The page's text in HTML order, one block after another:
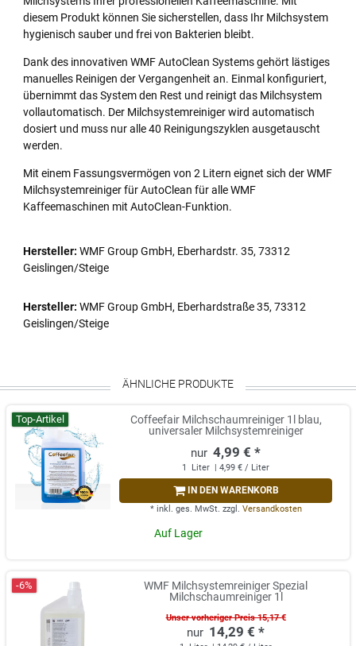
diesem Produkt können Sie sicherstellen, dass Ihr Milchsystem
hygienisch sauber und frei von Bakterien bleibt.
Dank des innovativen WMF AutoClean Systems gehört lästiges
manuelles Reinigen der Vergangenheit an. Einmal konfiguriert,
übernimmt das System den Rest und reinigt das Milchsystem
vollautomatisch. Der Milchsystemreiniger wird automatisch
dosiert und muss nur alle 40 Reinigungszyklen ausgetauscht
werden.
Mit einem Fassungsvermögen von 2 Litern eignet sich der WMF
Milchsystemreiniger für AutoClean für alle WMF
Kaffeemaschinen mit AutoClean-Funktion.
Hersteller: WMF Group GmbH, Eberhardstr. 35, 73312
Geislingen/Steige
Hersteller: WMF Group GmbH, Eberhardstraße 35, 73312
Geislingen/Steige
ÄHNLICHE PRODUKTE
Top-Artikel
Coffeefair Milchschaumreiniger 1l blau,
universaler Milchsystemreiniger
4,99 € *
1 Liter | 4,99 € / Liter
IN DEN WARENKORB
* inkl. ges. MwSt. zzgl. Versandkosten
Auf Lager
-6%
WMF Milchsystemreiniger Spezial
Milchschaumreiniger 1l
Unser vorheriger Preis 15,17 €
14,29 € *